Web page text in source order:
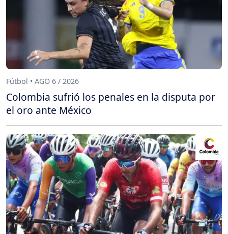
Fútbol • AGO 6 / 2026
Colombia sufrió los penales en la disputa por
el oro ante México